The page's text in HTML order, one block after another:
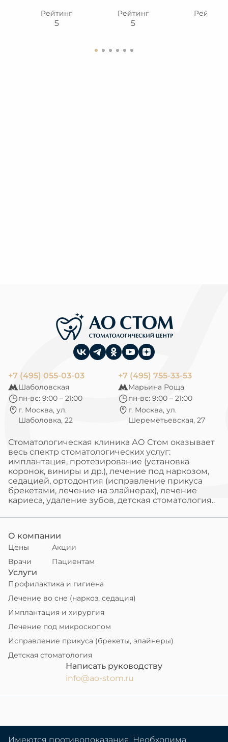
Рейтинг
5
Рейтинг
5
Рейтинг
+7 (495) 055-03-03
Шаболовская
пн-вс: 9:00 – 21:00
г. Москва, ул.
Шаболовка, 22
+7 (495) 755-33-53
Марьина Роща
пн-вс: 9:00 – 21:00
г. Москва, ул.
Шереметьевская, 27
Стоматологическая клиника АО Стом оказывает
весь спектр стоматологических услуг:
имплантация, протезирование (установка
коронок, виниры и др.), лечение под наркозом,
седацией, ортодонтия (исправление прикуса
брекетами, лечение на элайнерах), лечение
кариеса, удаление зубов, детская стоматология..
О компании
Цены
Акции
Врачи
Пациентам
Услуги
Профилактика и гигиена
Лечение во сне (наркоз, седация)
Имплантация и хирургия
Лечение под микроскопом
Исправление прикуса (брекеты, элайнеры)
Детская стоматология
Написать руководству
info@ao-stom.ru
Имеются противопоказания. Необходима